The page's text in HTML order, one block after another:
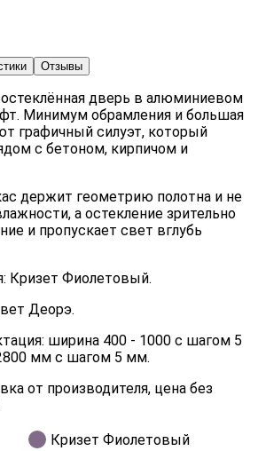
Отзывы
остеклённая дверь в алюминиевом
Минимум обрамления и большая
графичный силуэт, который
с бетоном, кирпичом и
держит геометрию полотна и не
а остекление зрительно
и пропускает свет вглубь
Кризет Фиолетовый.
Деорэ.
ширина 400 - 1000 с шагом 5
мм с шагом 5 мм.
от производителя, цена без
Кризет Фиолетовый